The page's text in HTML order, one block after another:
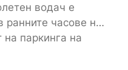
водач е
ранните часове на
на паркинга на